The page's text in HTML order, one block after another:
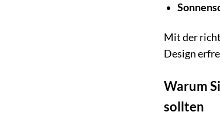
Mit der
Design
Warum
sollten